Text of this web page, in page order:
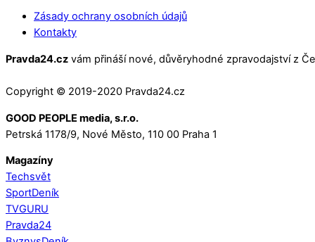
Zásady ochrany osobních údajů
Kontakty
Pravda24.cz vám přináší nové, důvěryhodné zpravodajství z
Copyright © 2019-2020 Pravda24.cz
GOOD PEOPLE media, s.r.o.
Petrská 1178/9, Nové Město, 110 00 Praha 1
Magazíny
Techsvět
SportDeník
TVGURU
Pravda24